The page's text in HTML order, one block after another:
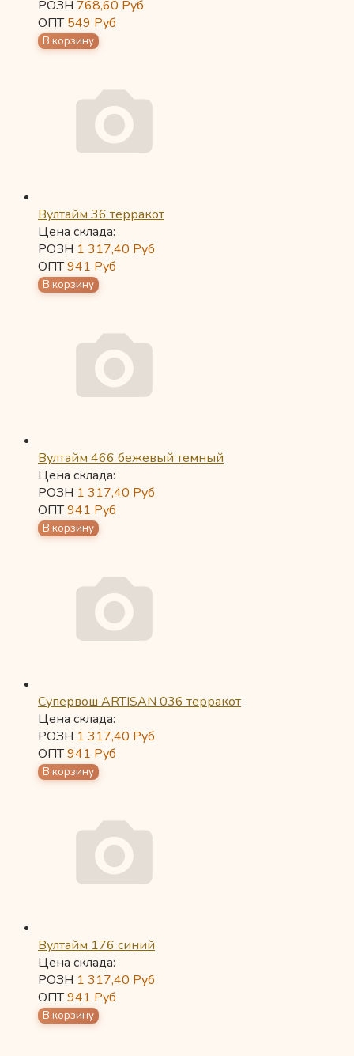
РОЗН 768,60 Руб
ОПТ549 Руб
Вултайм 36 терракот
Цена склада:
РОЗН 1 317,40 Руб
ОПТ941 Руб
Вултайм 466 бежевый темный
Цена склада:
РОЗН 1 317,40 Руб
ОПТ941 Руб
Супервош ARTISAN 036 терракот
Цена склада:
РОЗН 1 317,40 Руб
ОПТ941 Руб
Вултайм 176 синий
Цена склада:
РОЗН 1 317,40 Руб
ОПТ941 Руб